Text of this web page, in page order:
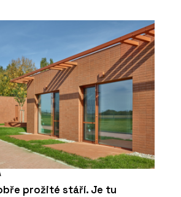
prožité stáří. Je tu